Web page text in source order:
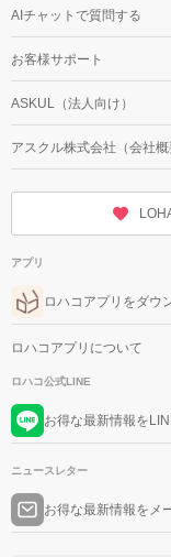
AIチャットで質問する
お客様サポート
ASKUL（法人向け）
アスクル株式会社（会社概
アプリ
ロハコアプリをダウ
ロハコアプリについて
ロハコ公式LINE
お得な最新情報を
ニュースレター
お得な最新情報をメ